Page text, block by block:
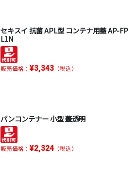
セキスイ 抗菌 APL型 コンテナ用蓋 AP-FP
L1N
販売価格： ¥3,343（税込）
パンコンテナー 小型 蓋透明
販売価格： ¥2,324（税込）